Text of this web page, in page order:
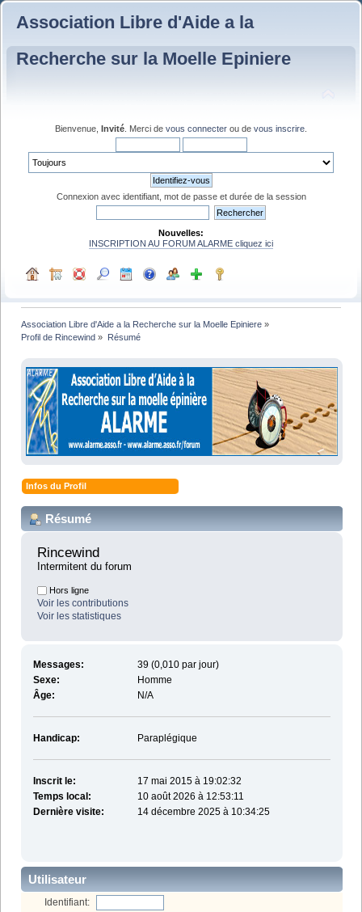
Association Libre d'Aide a la
Recherche sur la Moelle Epiniere
Bienvenue, Invité . Merci de vous connecter ou de vous inscrire
Connexion avec identifiant, mot de passe et durée de la session
Nouvelles:
INSCRIPTION AU FORUM ALARME cliquez ici
Association Libre d'Aide a la Recherche sur la Moelle Epiniere »
Profil de Rincewind » Résumé
Infos du Profil
Résumé
Rincewind
Intermitent du forum
Hors ligne
Voir les contributions
Voir les statistiques
Messages:
39 (0,010 par jour)
Sexe:
Homme
Âge:
N/A
Handicap: Paraplégique
Inscrit le:
17 mai 2015 à 19:02:32
Temps local:
10 août 2026 à 12:53:11
Dernière visite:
14 décembre 2025 à 10:34:25
Utilisateur
Identifiant: